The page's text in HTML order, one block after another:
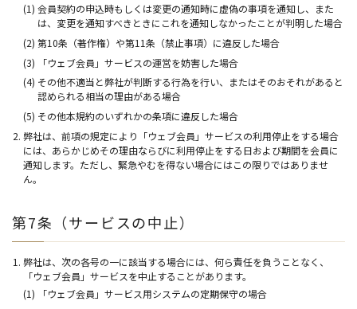
(1) 会員契約の申込時もしくは変更の通知時に虚偽の事項を通知し、また
は、変更を通知すべきときにこれを通知しなかったことが判明した場合
(2) 第10条（著作権）や第11条（禁止事項）に違反した場合
(3) 「ウェブ会員」サービスの運営を妨害した場合
(4) その他不適当と弊社が判断する行為を行い、またはそのおそれがあると
認められる相当の理由がある場合
(5) その他本規約のいずれかの条項に違反した場合
弊社は、前項の規定により「ウェブ会員」サービスの利用停止をする場合
には、あらかじめその理由ならびに利用停止をする日および期間を会員に
通知します。ただし、緊急やむを得ない場合にはこの限りではありませ
ん。
第7条（サービスの中止）
弊社は、次の各号の一に該当する場合には、何ら責任を負うことなく、
「ウェブ会員」サービスを中止することがあります。
(1) 「ウェブ会員」サービス用システムの定期保守の場合